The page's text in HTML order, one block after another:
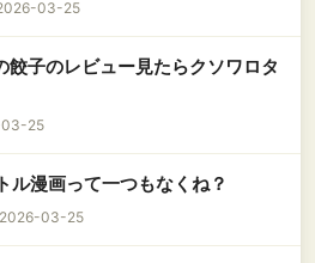
03-25
餃子のレビュー見たらクソワロタ
03-25
ル漫画って一つもなくね？
2026-03-25